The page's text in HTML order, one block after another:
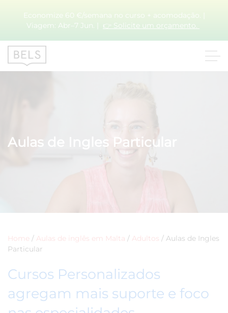
Economize 60 €/semana no curso + acomodação. |
Viagem: Abr–7 Jun. | 👉 Solicite um orçamento.
Aulas de Ingles Particular
Home / Aulas de inglês em Malta / Adultos / Aulas de Ingles
Particular
Cursos Personalizados
agregam mais suporte e foco